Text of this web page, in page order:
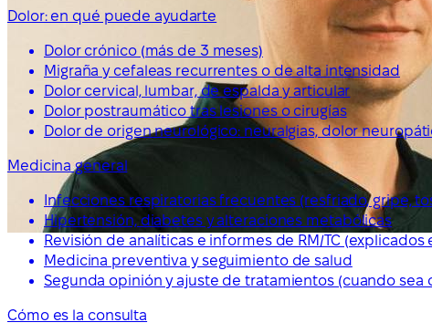
Dolor: en qué puede ayudarte
Dolor crónico (más de 3 meses)
Migraña y cefaleas recurrentes o de alta intensidad
Dolor cervical, lumbar, de espalda y articular
Dolor postraumático tras lesiones o cirugías
Dolor de origen neurológico: neuralgias, dolor
Medicina general
Infecciones respiratorias frecuentes (resfriado, gripe,
Hipertensión, diabetes y alteraciones metabólicas
Revisión de analíticas e informes de RM/TC (explicados
Medicina preventiva y seguimiento de salud
Segunda opinión y ajuste de tratamientos (cuando
Cómo es la consulta